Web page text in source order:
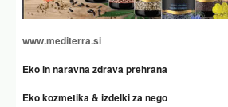
www.mediterra.si
Eko in naravna zdrava prehrana
Eko kozmetika & izdelki za nego